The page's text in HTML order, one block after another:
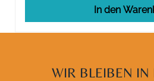
In den
WIR BLEIBEN IN